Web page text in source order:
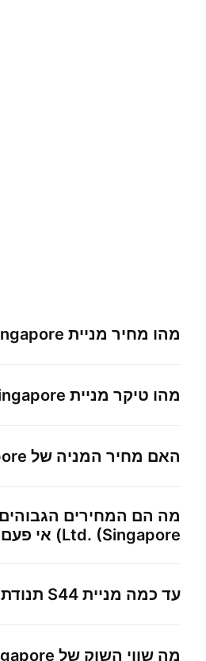
מהו מחיר מניית
מהו טיקר מניית
האם מחיר המניה של
מה הם המחירים הגבוהים
Ltd. (Singapore)
אי
עד כמה מניית S44
מה שווי השוק של